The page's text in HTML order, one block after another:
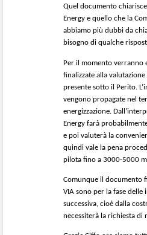
Quel documento
Energy e quello che la
abbiamo più dubbi da
bisogno di qualche
Per il momento verranno
finalizzate alla
presente sotto il Perito.
vengono propagate nel
energizzazione.
Energy farà
e poi valuterà la
quindi vale la pena
pilota fino a 3000-5000
Comunque il documento
VIA sono per la fase delle
successiva, cioè dalla
necessiterà la richiesta di